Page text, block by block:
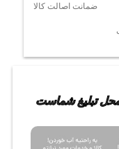
ضمانت اصالت کالا
محل تبلیغ شماست